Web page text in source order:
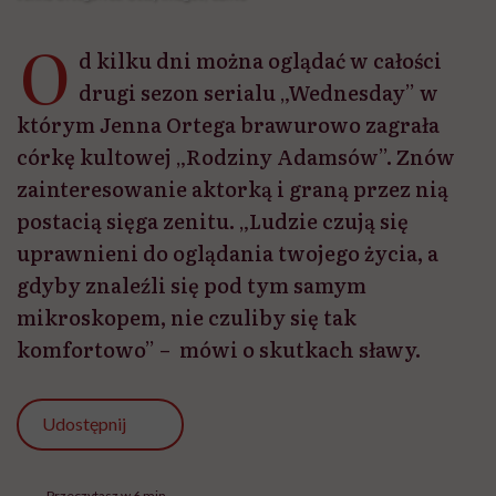
komfortowo” – mówi o skutkach sławy.
Udostępnij
Przeczytasz w 6 min
Jenna Marie Ortega przyszła na świat 27 września
2002 roku w La Quinta w Kalifornii jako czwarte z
sześciorga dzieci w rodzinie o korzeniach
meksykańsko-portorykańskich. Jej rodzice nie mieli